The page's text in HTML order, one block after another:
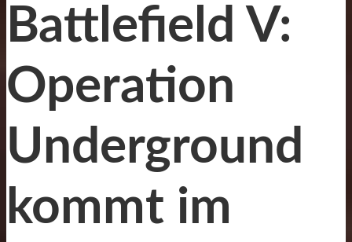
Battlefield V:
Operation
Underground
kommt im